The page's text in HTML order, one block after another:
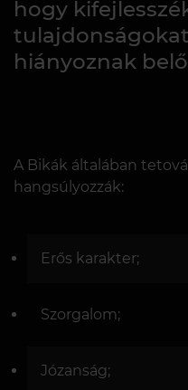
hogy
hiányoznak
A Bikák általában
hangsúlyozzák:
Erős karakter;
Szorgalom;
Józanság;